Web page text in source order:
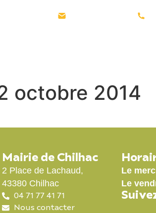
octobre 2014
Mairie de Chilhac
2 Place de Lachaud,
43380 Chilhac
04 71 77 41 71
Nous contacter
Le
Le